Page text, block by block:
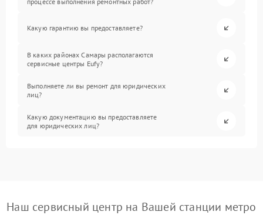
Какую гарантию вы предоставляете?
В каких районах Самары располагаются
сервисные центры Eufy?
Выполняете ли вы ремонт для юридических
лиц?
Какую документацию вы предоставляете
для юридических лиц?
Наш сервисный центр на Вашей станции метро